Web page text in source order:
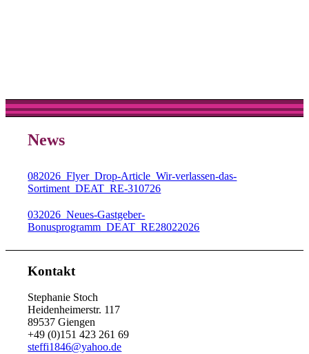
News
082026_Flyer_Drop-Article_Wir-verlassen-das-
Sortiment_DEAT_RE-310726
032026_Neues-Gastgeber-
Bonusprogramm_DEAT_RE28022026
Kontakt
Stephanie Stoch
Heidenheimerstr. 117
89537 Giengen
+49 (0)151 423 261 69
steffi1846@yahoo.de